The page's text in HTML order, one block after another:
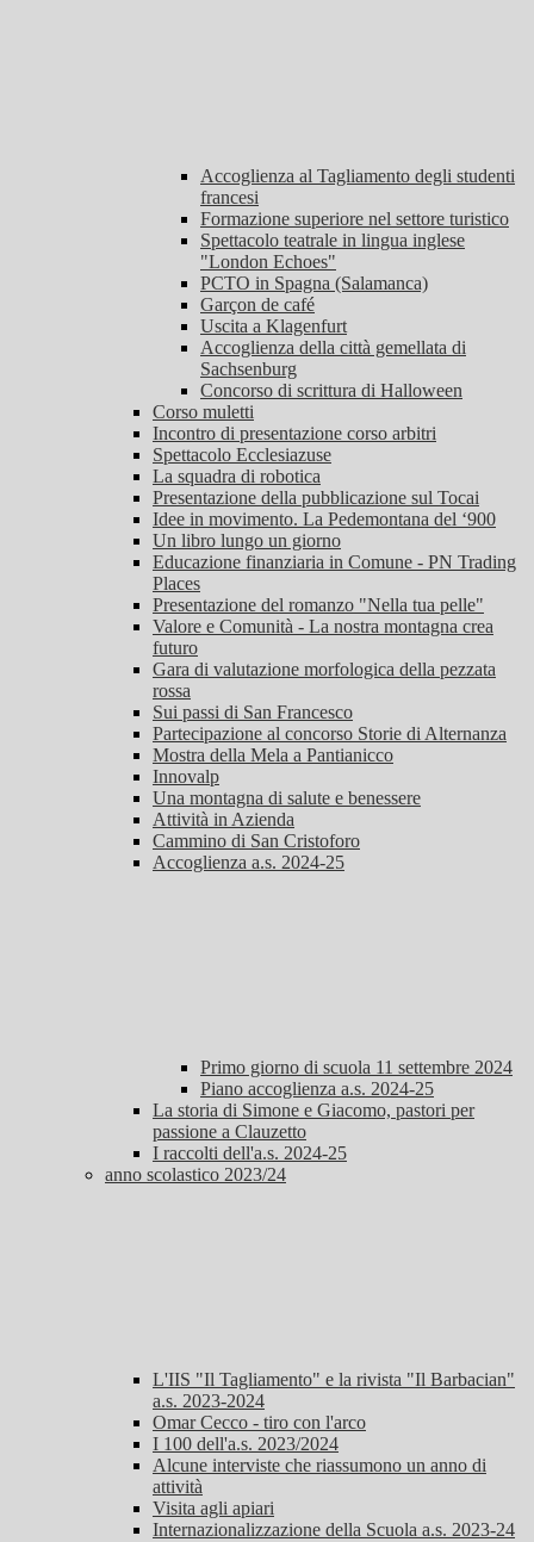
Accoglienza al Tagliamento degli studenti
francesi
Formazione superiore nel settore turistico
Spettacolo teatrale in lingua inglese
"London Echoes"
PCTO in Spagna (Salamanca)
Garçon de café
Uscita a Klagenfurt
Accoglienza della città gemellata di
Sachsenburg
Concorso di scrittura di Halloween
Corso muletti
Incontro di presentazione corso arbitri
Spettacolo Ecclesiazuse
La squadra di robotica
Presentazione della pubblicazione sul Tocai
Idee in movimento. La Pedemontana del ‘900
Un libro lungo un giorno
Educazione finanziaria in Comune - PN Trading
Places
Presentazione del romanzo "Nella tua pelle"
Valore e Comunità - La nostra montagna crea
futuro
Gara di valutazione morfologica della pezzata
rossa
Sui passi di San Francesco
Partecipazione al concorso Storie di Alternanza
Mostra della Mela a Pantianicco
Innovalp
Una montagna di salute e benessere
Attività in Azienda
Cammino di San Cristoforo
Accoglienza a.s. 2024-25
Primo giorno di scuola 11 settembre 2024
Piano accoglienza a.s. 2024-25
La storia di Simone e Giacomo, pastori per
passione a Clauzetto
I raccolti dell'a.s. 2024-25
anno scolastico 2023/24
L'IIS "Il Tagliamento" e la rivista "Il Barbacian"
a.s. 2023-2024
Omar Cecco - tiro con l'arco
I 100 dell'a.s. 2023/2024
Alcune interviste che riassumono un anno di
attività
Visita agli apiari
Internazionalizzazione della Scuola a.s. 2023-24